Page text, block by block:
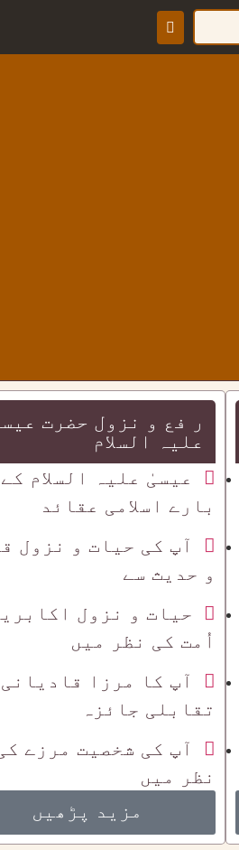
ر فع و نزول حضرت
علیہ السلام
عیسیٰ علیہ السلام کے
بارے اسلامی عقائد
آپ کی حیات و نزول
و حدیث سے
حیات و نزول
اُمت کی نظر میں
آپ کا مرزا
تقابلی جائزہ
آپ کی شخصیت مرزے
نظر میں
مزید پڑھیں